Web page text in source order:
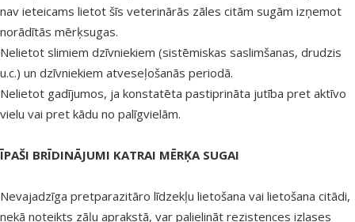
nav ieteicams lietot šīs veterinārās zāles citām sugām izņemot
norādītās mērķsugas.
Nelietot slimiem dzīvniekiem (sistēmiskas saslimšanas, drudzis
u.c.) un dzīvniekiem atveseļošanās periodā.
Nelietot gadījumos, ja konstatēta pastiprināta jutība pret aktīvo
vielu vai pret kādu no palīgvielām.
ĪPAŠI BRĪDINĀJUMI KATRAI MĒRĶA SUGAI
Nevajadzīga pretparazitāro līdzekļu lietošana vai lietošana citādi,
nekā noteikts zāļu aprakstā, var palielināt rezistences izlases